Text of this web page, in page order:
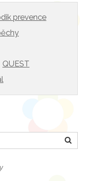
prevence
QUEST
Hledat